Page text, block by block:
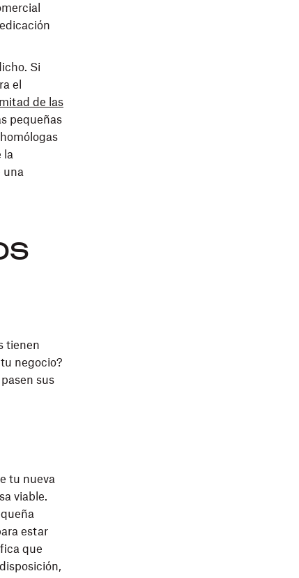
Si
el
de las
pequeñas
la
una
tienen
negocio?
sus
tu nueva
viable.
estar
que